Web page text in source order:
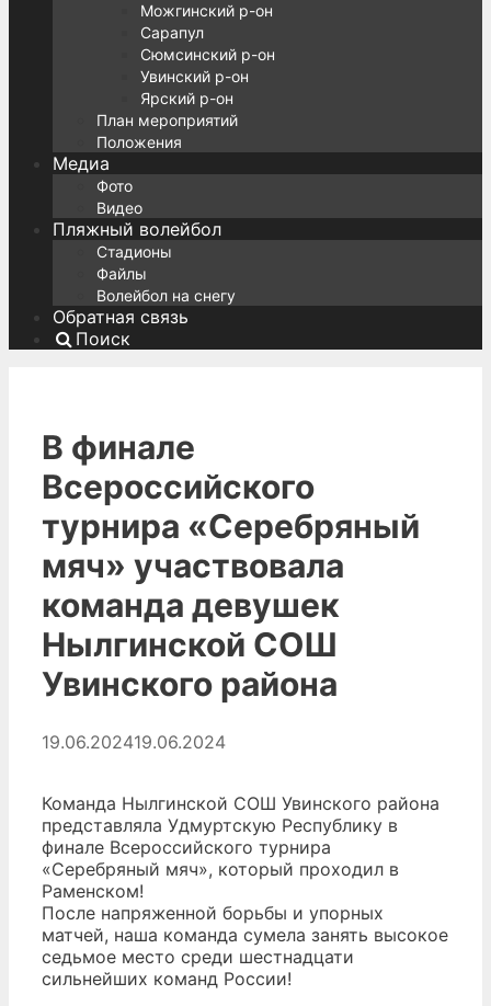
Можгинский р-он
Сарапул
Сюмсинский р-он
Увинский р-он
Ярский р-он
План мероприятий
Положения
Медиа
Фото
Видео
Пляжный волейбол
Стадионы
Файлы
Волейбол на снегу
Обратная связь
Поиск
В финале
Всероссийского
турнира «Серебряный
мяч» участвовала
команда девушек
Нылгинской СОШ
Увинского района
19.06.202419.06.2024
Команда Нылгинской СОШ Увинского района
представляла Удмуртскую Республику в
финале Всероссийского турнира
«Серебряный мяч», который проходил в
Раменском!
После напряженной борьбы и упорных
матчей, наша команда сумела занять высокое
седьмое место среди шестнадцати
сильнейших команд России!